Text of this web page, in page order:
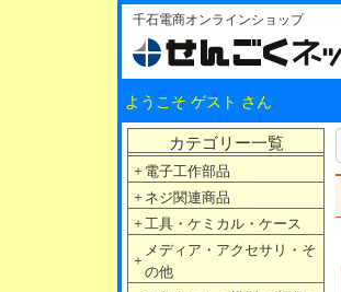
千石電商オンラインショップ
ようこそ ゲスト さん
カテゴリー一覧
＋ 電子工作部品
＋ ネジ関連商品
＋ 工具・ケミカル・ケース
＋
メディア・アクセサリ・そ
の他